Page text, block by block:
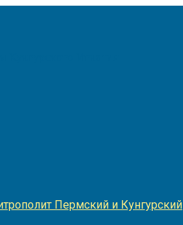
Пермский и Кунгурский